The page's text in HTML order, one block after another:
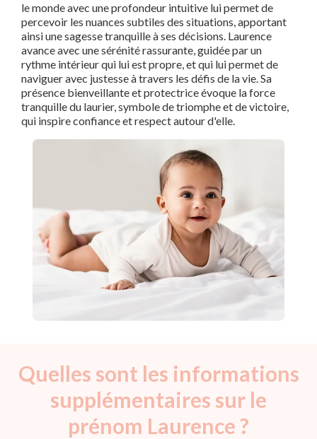
le monde avec une profondeur intuitive lui permet de
percevoir les nuances subtiles des situations, apportant
ainsi une sagesse tranquille à ses décisions. Laurence
avance avec une sérénité rassurante, guidée par un
rythme intérieur qui lui est propre, et qui lui permet de
naviguer avec justesse à travers les défis de la vie. Sa
présence bienveillante et protectrice évoque la force
tranquille du laurier, symbole de triomphe et de victoire,
qui inspire confiance et respect autour d'elle.
Quelles sont les informations
supplémentaires sur le
prénom Laurence ?